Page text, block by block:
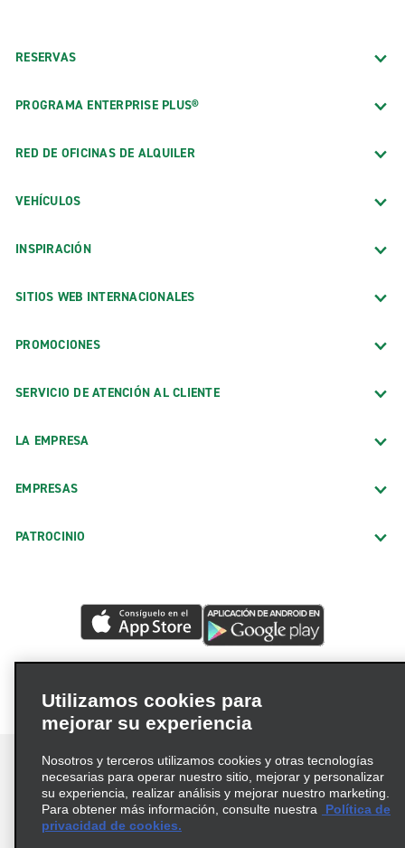
RESERVAS
PROGRAMA ENTERPRISE PLUS®
RED DE OFICINAS DE ALQUILER
VEHÍCULOS
INSPIRACIÓN
SITIOS WEB INTERNACIONALES
PROMOCIONES
SERVICIO DE ATENCIÓN AL CLIENTE
LA EMPRESA
EMPRESAS
PATROCINIO
Términos de uso
Política de privacidad
Utilizamos cookies para
mejorar su experiencia
Nosotros y terceros utilizamos cookies y otras tecnologías
necesarias para operar nuestro sitio, mejorar y personalizar
su experiencia, realizar análisis y mejorar nuestro marketing.
Para obtener más información, consulte nuestra
Política de
privacidad de cookies.